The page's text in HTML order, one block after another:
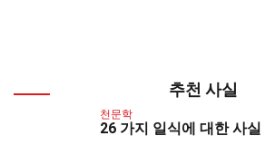
추천 사실
천문학
26 가지 일식에 대한 사실